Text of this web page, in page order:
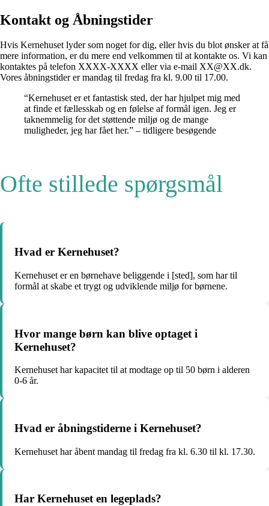
Kontakt og Åbningstider
Hvis Kernehuset lyder som noget for dig, eller hvis du blot ønsker at få
mere information, er du mere end velkommen til at kontakte os. Vi kan
kontaktes på telefon XXXX-XXXX eller via e-mail XX@XX.dk.
Vores åbningstider er mandag til fredag fra kl. 9.00 til 17.00.
“Kernehuset er et fantastisk sted, der har hjulpet mig med
at finde et fællesskab og en følelse af formål igen. Jeg er
taknemmelig for det støttende miljø og de mange
muligheder, jeg har fået her.” – tidligere besøgende
Ofte stillede spørgsmål
Hvad er Kernehuset?
Kernehuset er en børnehave beliggende i [sted], som har til
formål at skabe et trygt og udviklende miljø for børnene.
Hvor mange børn kan blive optaget i
Kernehuset?
Kernehuset har kapacitet til at modtage op til 50 børn i alderen
0-6 år.
Hvad er åbningstiderne i Kernehuset?
Kernehuset har åbent mandag til fredag fra kl. 6.30 til kl. 17.30.
Har Kernehuset en legeplads?